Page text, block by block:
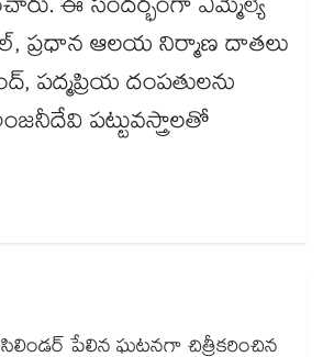
ఈ సందర్భంగా ఎమ్మెల్యే
ప్రధాన ఆలయ నిర్మాణ దాతలు
పద్మప్రియ దంపతులను
పట్టువస్త్రాలతో
సిలిండర్ పేలిన ఘటనగా చిత్రీకరించిన